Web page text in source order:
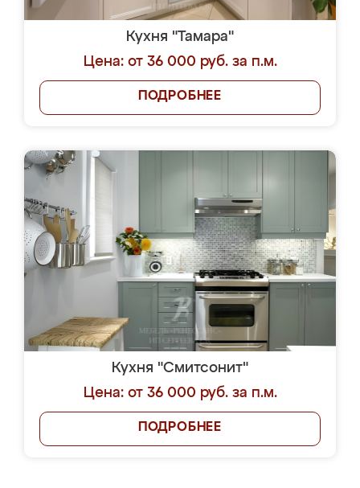
Кухня "Тамара"
Цена: от 36 000 руб. за п.м.
ПОДРОБНЕЕ
Кухня "Смитсонит"
Цена: от 36 000 руб. за п.м.
ПОДРОБНЕЕ